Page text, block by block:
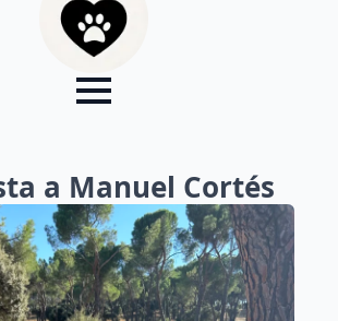
a Manuel Cortés